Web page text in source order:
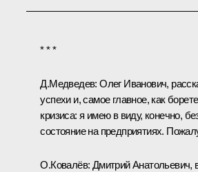
* * *
Д.Медведев: Олег Иванович,
успехи и, самое главное, как
кризиса: я имею в виду, конечно,
состояние на предприятиях.
О.Ковалёв: Дмитрий Анатольевич,